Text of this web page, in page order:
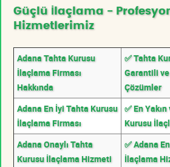
Güçlü İlaçlama -
Hizmetlerimiz
Adana Tahta Kurusu
İlaçlama Firması
Hakkında
✅ Tahta
Garantili
Çözümler
Adana En İyi Tahta Kurusu
İlaçlama Firması
✅ En
Kurusu
Adana Onaylı Tahta
Kurusu İlaçlama Hizmeti
✅ Adana
İlaçlama